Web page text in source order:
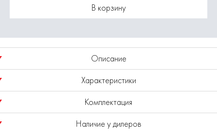
В корзину
Описание
Отвертка ударная с плоским шлицом SL9,5х200мм из
хромованадиевой стали с магнитным наконечником.
Характеристики
Шлиц
SL9,5
Комплектация
Наличие у дилеров